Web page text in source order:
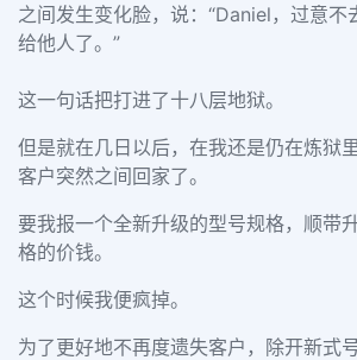
之间发生变化脸，说：“Daniel，过意不
给他人了。”
这一句话把打进了十八层地狱。
但是就在几日以后，在我还是仍在炼狱
客户突然之间回家了。
要我报一个全新升级的型号规格，顺带
格的价钱。
这个时候我便疯掉。
为了更好地不再度遗失客户，除开新式